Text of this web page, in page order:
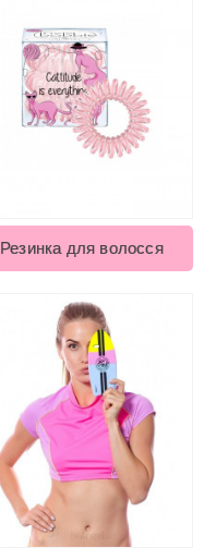
Резинка для волосся